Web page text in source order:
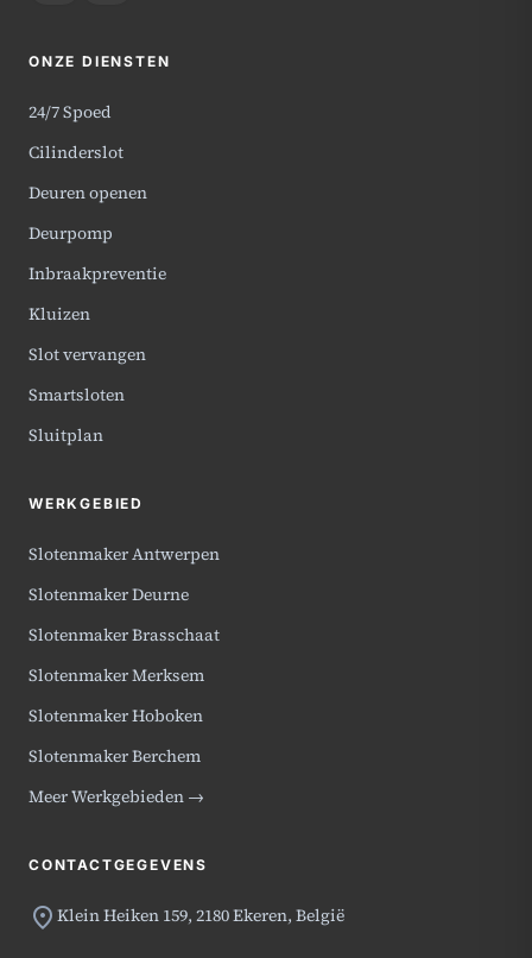
ONZE DIENSTEN
24/7 Spoed
Cilinderslot
Deuren openen
Deurpomp
Inbraakpreventie
Kluizen
Slot vervangen
Smartsloten
Sluitplan
WERKGEBIED
Slotenmaker Antwerpen
Slotenmaker Deurne
Slotenmaker Brasschaat
Slotenmaker Merksem
Slotenmaker Hoboken
Slotenmaker Berchem
Meer Werkgebieden →
CONTACTGEGEVENS
location_on Klein Heiken 159, 2180 Ekeren, België